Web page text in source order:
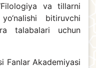
va tillarni
bitiruvchi
talabalari uchun
Fanlar Akademiyasi